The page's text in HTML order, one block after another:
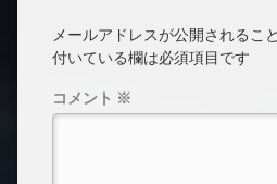
メールアドレスが公開されるこ
付いている欄は必須項目です
コメント ※